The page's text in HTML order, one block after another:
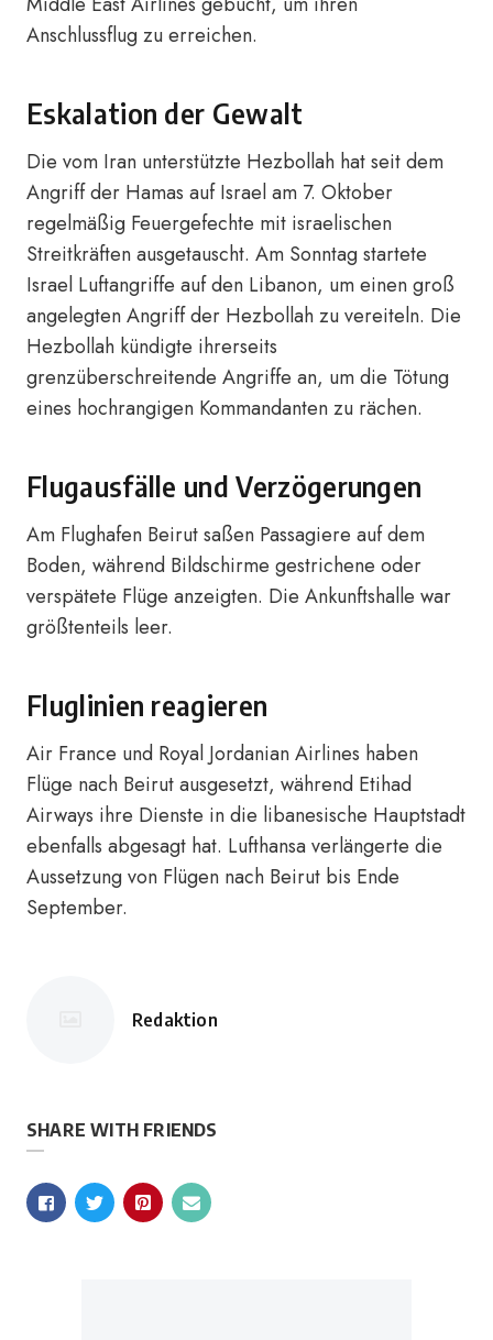
Anschlussflug zu erreichen.
Eskalation der Gewalt
Die vom Iran unterstützte Hezbollah hat seit dem
Angriff der Hamas auf Israel am 7. Oktober
regelmäßig Feuergefechte mit israelischen
Streitkräften ausgetauscht. Am Sonntag startete
Israel Luftangriffe auf den Libanon, um einen groß
angelegten Angriff der Hezbollah zu vereiteln. Die
Hezbollah kündigte ihrerseits
grenzüberschreitende Angriffe an, um die Tötung
eines hochrangigen Kommandanten zu rächen.
Flugausfälle und Verzögerungen
Am Flughafen Beirut saßen Passagiere auf dem
Boden, während Bildschirme gestrichene oder
verspätete Flüge anzeigten. Die Ankunftshalle war
größtenteils leer.
Fluglinien reagieren
Air France und Royal Jordanian Airlines haben
Flüge nach Beirut ausgesetzt, während Etihad
Airways ihre Dienste in die libanesische Hauptstadt
ebenfalls abgesagt hat. Lufthansa verlängerte die
Aussetzung von Flügen nach Beirut bis Ende
September.
Posted
Redaktion
SHARE WITH FRIENDS